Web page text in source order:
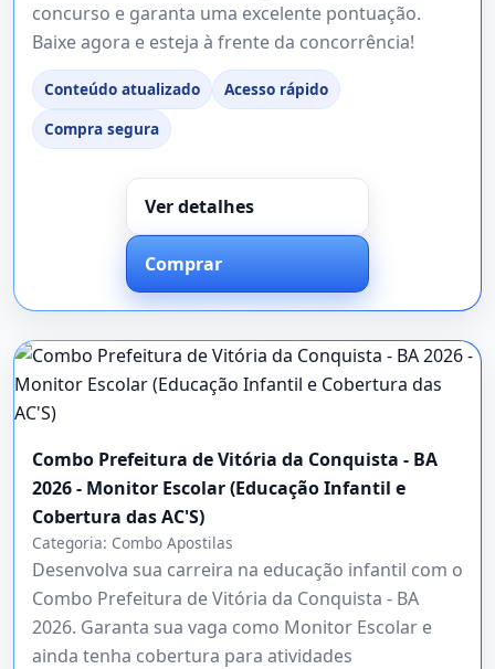
concurso e garanta uma excelente pontuação.
Baixe agora e esteja à frente da concorrência!
Conteúdo atualizado
Acesso rápido
Compra segura
Ver detalhes
Comprar
Combo Prefeitura de Vitória da Conquista - BA
2026 - Monitor Escolar (Educação Infantil e
Cobertura das AC'S)
Categoria: Combo Apostilas
Desenvolva sua carreira na educação infantil com o
Combo Prefeitura de Vitória da Conquista - BA
2026. Garanta sua vaga como Monitor Escolar e
ainda tenha cobertura para atividades